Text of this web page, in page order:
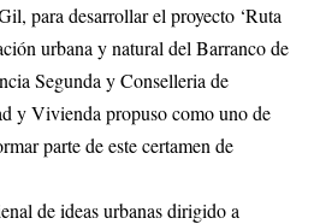
para desarrollar el proyecto ‘Ruta
urbana y natural del Barranco de
Segunda y Conselleria de
y Vivienda propuso como uno de
parte de este certamen de
de ideas urbanas dirigido a